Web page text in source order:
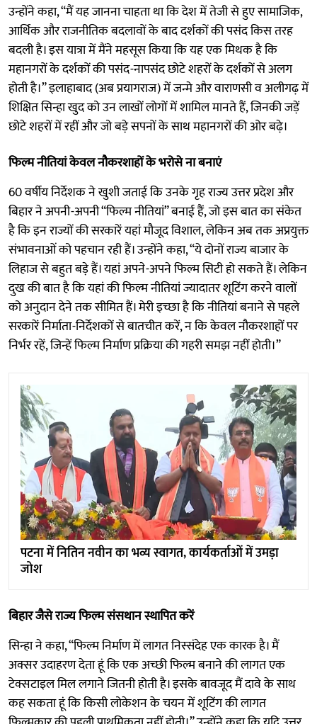
उन्होंने कहा, “मैं यह जानना चाहता था कि देश में तेजी से हुए सामाजिक,
आर्थिक और राजनीतिक बदलावों के बाद दर्शकों की पसंद किस तरह
बदली है। इस यात्रा में मैंने महसूस किया कि यह एक मिथक है कि
महानगरों के दर्शकों की पसंद-नापसंद छोटे शहरों के दर्शकों से अलग
होती है।” इलाहाबाद (अब प्रयागराज) में जन्मे और वाराणसी व अलीगढ़ में
शिक्षित सिन्हा खुद को उन लाखों लोगों में शामिल मानते हैं, जिनकी जड़ें
छोटे शहरों में रहीं और जो बड़े सपनों के साथ महानगरों की ओर बढ़े।
फिल्म नीतियां केवल नौकरशाहों के भरोसे ना बनाएं
60 वर्षीय निर्देशक ने खुशी जताई कि उनके गृह राज्य उत्तर प्रदेश और
बिहार ने अपनी-अपनी “फिल्म नीतियां” बनाई हैं, जो इस बात का संकेत
है कि इन राज्यों की सरकारें यहां मौजूद विशाल, लेकिन अब तक अप्रयुक्त
संभावनाओं को पहचान रही हैं। उन्होंने कहा, “ये दोनों राज्य बाजार के
लिहाज से बहुत बड़े हैं। यहां अपने-अपने फिल्म सिटी हो सकते हैं। लेकिन
दुख की बात है कि यहां की फिल्म नीतियां ज्यादातर शूटिंग करने वालों
को अनुदान देने तक सीमित हैं। मेरी इच्छा है कि नीतियां बनाने से पहले
सरकारें निर्माता-निर्देशकों से बातचीत करें, न कि केवल नौकरशाहों पर
निर्भर रहें, जिन्हें फिल्म निर्माण प्रक्रिया की गहरी समझ नहीं होती।”
पटना में नितिन नवीन का भव्य स्वागत, कार्यकर्ताओं में उमड़ा
जोश
बिहार जैसे राज्य फिल्म संसथान स्थापित करें
सिन्हा ने कहा, “फिल्म निर्माण में लागत निस्संदेह एक कारक है। मैं
अक्सर उदाहरण देता हूं कि एक अच्छी फिल्म बनाने की लागत एक
टेक्सटाइल मिल लगाने जितनी होती है। इसके बावजूद मैं दावे के साथ
कह सकता हूं कि किसी लोकेशन के चयन में शूटिंग की लागत